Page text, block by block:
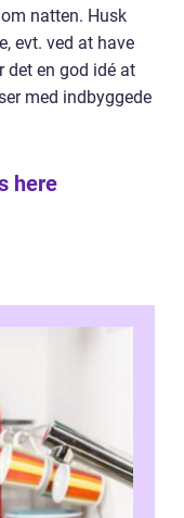
natten. Husk
evt. ved at have
det en god idé at
med indbyggede
here